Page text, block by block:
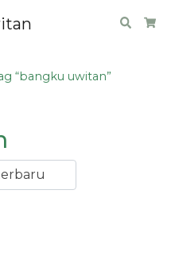
Search
“bangku uwitan”